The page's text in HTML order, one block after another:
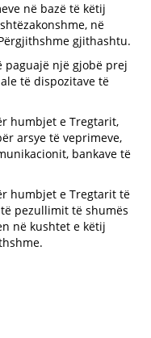
në bazë të këtij
në
gjithashtu.
paguajë një gjobë prej
të dispozitave të
humbjet e Tregtarit,
arsye të veprimeve,
bankave të
humbjet e Tregtarit të
pezullimit të shumës
në kushtet e këtij